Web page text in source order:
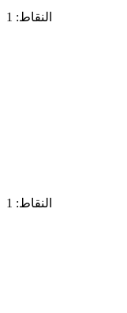
النقاط: 1
النقاط: 1